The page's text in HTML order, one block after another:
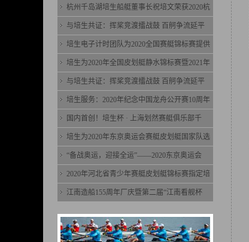
杭州千岛湖培生船艇董事长祝培文荣获2020杭
与培生共证：挥桨竞渡擂战鼓 百舸争流延平
培生电子计时团队为2020全国赛艇锦标赛提供
培生为2020年全国皮划艇静水锦标赛暨2021年
与培生共证：挥桨竞渡擂战鼓 百舸争流延平
培生服务：2020年纪念中国龙舟公开赛10周年
国内首创！培生杯 · 上海划然赛艇俱乐部千
培生为2020年东京奥运会赛艇皮划艇国家队选
“备战奥运，迎接全运”——2020东京奥运会
2020年河北省青少年赛艇皮划艇锦标赛指定培
江南造船155周年厂庆暨第二届“江南看舰杯